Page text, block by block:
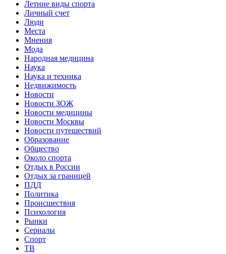
Летние виды спорта
Личный счет
Люди
Места
Мнения
Мода
Народная медицина
Наука
Наука и техника
Недвижимость
Новости
Новости ЗОЖ
Новости медицины
Новости Москвы
Новости путешествий
Образование
Общество
Около спорта
Отдых в России
Отдых за границей
ПДД
Политика
Происшествия
Психология
Рынки
Сериалы
Спорт
ТВ